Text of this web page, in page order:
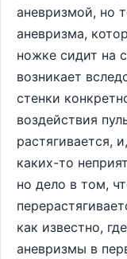
аневризмой, но
аневризма,
ножке сидит на
возникает
стенки
воздействия
растягивается,
каких-то
но дело в том,
как известно,
аневризмы в